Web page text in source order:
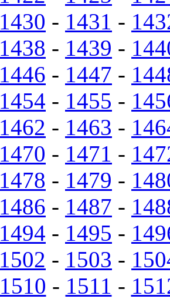
1430 - 1431 -
1438 - 1439 -
1446 - 1447 -
1454 - 1455 -
1462 - 1463 -
1470 - 1471 -
1478 - 1479 -
1486 - 1487 -
1494 - 1495 -
1502 - 1503 -
1510 - 1511 -